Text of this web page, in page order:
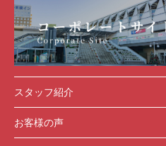
スタッフ紹介
お客様の声